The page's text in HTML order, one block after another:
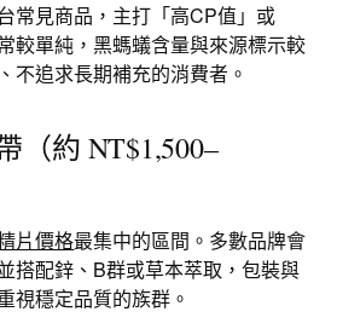
常見商品，主打「高CP值」或
較單純，黑螞蟻含量與來源標示較
不追求長期補充的消費者。
（約 NT$1,500–
片價格最集中的區間。多數品牌會
搭配鋅、B群或草本萃取，包裝與
視穩定品質的族群。